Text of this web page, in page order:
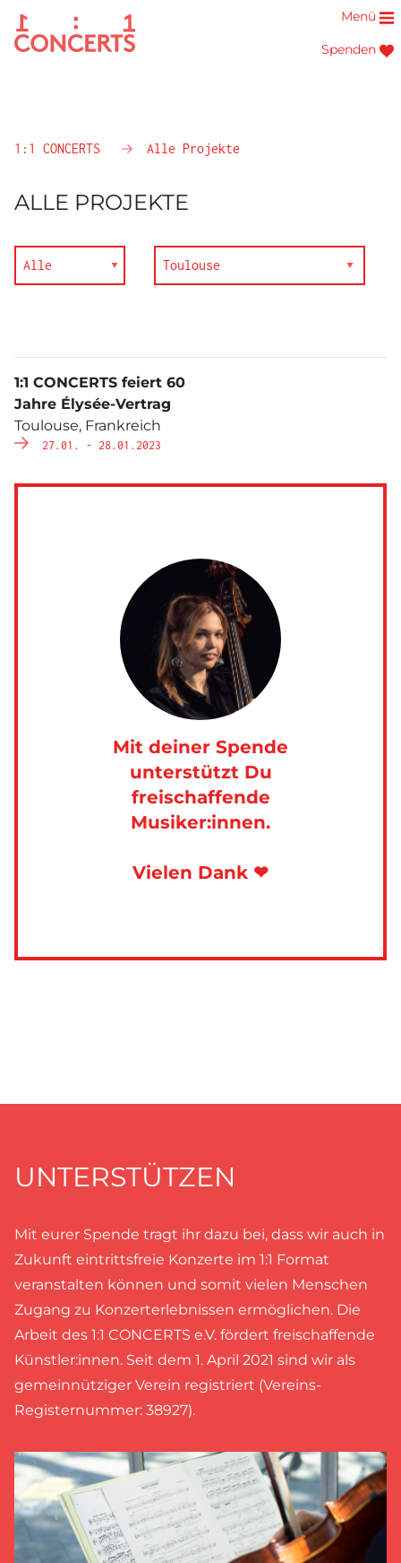
Spenden
Menü
1:1 CONCERTS Alle Projekte
ALLE PROJEKTE
1:1 CONCERTS feiert 60
Jahre Élysée-Vertrag
Toulouse, Frankreich
27.01. - 28.01.2023
Mit deiner Spende
unterstützt Du
freischaffende
Musiker:innen.
Vielen Dank ❤
UNTERSTÜTZEN
Mit eurer Spende tragt ihr dazu bei, dass wir auch in
Zukunft eintrittsfreie Konzerte im 1:1 Format
veranstalten können und somit vielen Menschen
Zugang zu Konzerterlebnissen ermöglichen. Die
Arbeit des 1:1 CONCERTS e.V. fördert freischaffende
Künstler:innen. Seit dem 1. April 2021 sind wir als
gemeinnütziger Verein registriert (Vereins-
Registernummer: 38927).